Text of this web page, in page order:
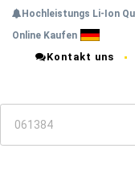
Hochleistungs Li-Ion
Online Kaufen
Kontakt uns